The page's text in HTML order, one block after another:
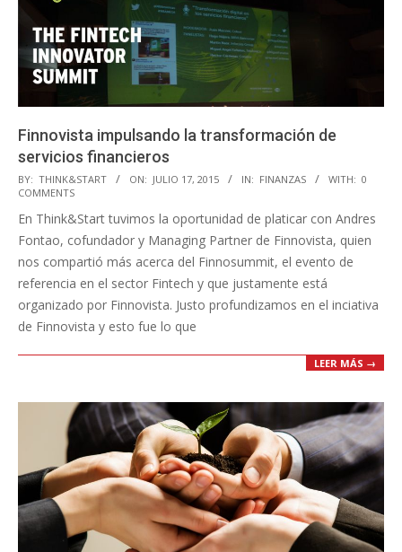
Finnovista impulsando la transformación de
servicios financieros
2015-
07-
17
BY: THINK&START ON: JULIO 17, 2015 IN: FINANZAS WITH: 0
COMMENTS
En Think&Start tuvimos la oportunidad de platicar con Andres
Fontao, cofundador y Managing Partner de Finnovista, quien
nos compartió más acerca del Finnosummit, el evento de
referencia en el sector Fintech y que justamente está
organizado por F​innovista. Justo profundizamos en el inciativa
de Finnovista y esto fue lo que
LEER MÁS →